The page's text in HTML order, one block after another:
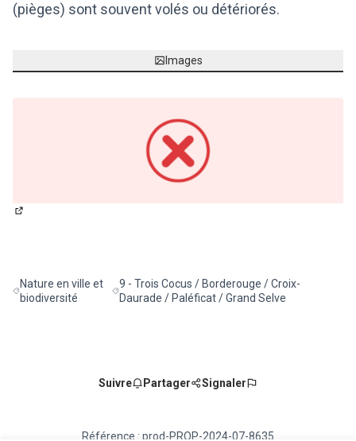
(pièges) sont souvent volés ou détériorés.
Images
Filtrer les résultats de la catégorie : Nature en ville et biodiversité
Nature en ville et
biodiversité
Filtrer les résultats pour le secteur : 9 - Trois
9 - Trois Cocus / Borderouge / Croix-
Daurade / Paléficat / Grand Selve
Suivre Partager Signaler
Référence : prod-PROP-2024-07-8635